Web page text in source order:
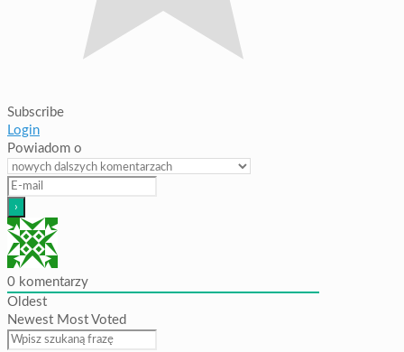
Subscribe
Login
Powiadom o
0 komentarzy
Oldest
Newest Most Voted